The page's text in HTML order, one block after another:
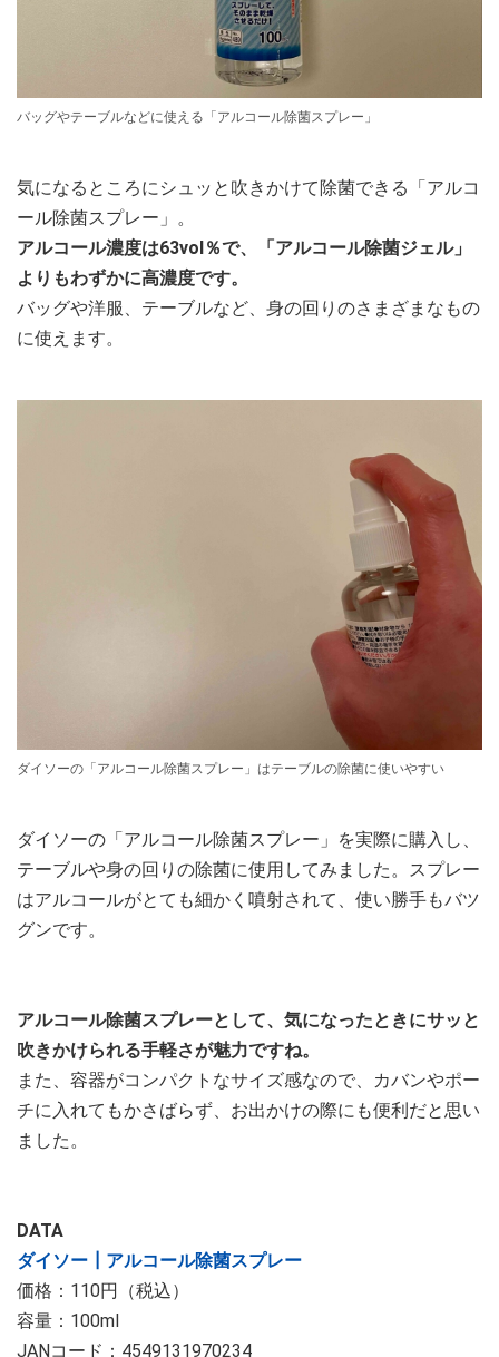
バッグやテーブルなどに使える「アルコール除菌スプレー」
気になるところにシュッと吹きかけて除菌できる「アルコ
ール除菌スプレー」。
アルコール濃度は63vol％で、「アルコール除菌ジェル」
よりもわずかに高濃度です。
バッグや洋服、テーブルなど、身の回りのさまざまなもの
に使えます。
ダイソーの「アルコール除菌スプレー」はテーブルの除菌に使いやすい
ダイソーの「アルコール除菌スプレー」を実際に購入し、
テーブルや身の回りの除菌に使用してみました。スプレー
はアルコールがとても細かく噴射されて、使い勝手もバツ
グンです。
アルコール除菌スプレーとして、気になったときにサッと
吹きかけられる手軽さが魅力ですね。
また、容器がコンパクトなサイズ感なので、カバンやポー
チに入れてもかさばらず、お出かけの際にも便利だと思い
ました。
DATA
ダイソー┃アルコール除菌スプレー
価格：110円（税込）
容量：100ml
JANコード：4549131970234